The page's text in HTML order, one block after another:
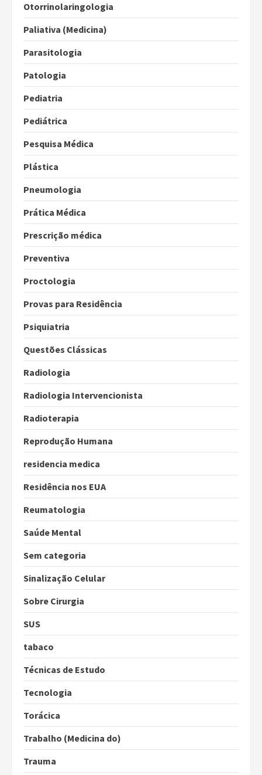
Otorrinolaringologia
Paliativa (Medicina)
Parasitologia
Patologia
Pediatria
Pediátrica
Pesquisa Médica
Plástica
Pneumologia
Prática Médica
Prescrição médica
Preventiva
Proctologia
Provas para Residência
Psiquiatria
Questões Clássicas
Radiologia
Radiologia Intervencionista
Radioterapia
Reprodução Humana
residencia medica
Residência nos EUA
Reumatologia
Saúde Mental
Sem categoria
Sinalização Celular
Sobre Cirurgia
SUS
tabaco
Técnicas de Estudo
Tecnologia
Torácica
Trabalho (Medicina do)
Trauma